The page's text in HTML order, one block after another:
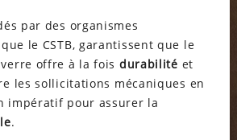
par des organismes
le CSTB, garantissent que le
offre à la fois durabilité et
les sollicitations mécaniques en
impératif pour assurer la
.